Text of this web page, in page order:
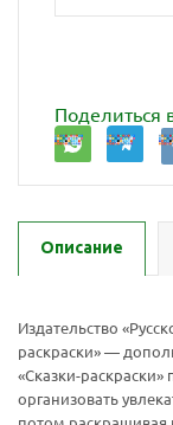
Поделиться
Описание
Издательство
раскраски» —
«Сказки-
организовать